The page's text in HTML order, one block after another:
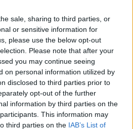
sale, sharing to third parties, or
or sensitive information for
please use the below opt-out
Please note that after your
you may continue seeing
on personal information utilized by
disclosed to third parties prior to
opt-out of the further
information by third parties on the
This information may
third parties on the IAB’s List of
¿Cómo llegar a Benetússer
desde localidades con
gran población o capitales de
provincia?
Comparte
cómo
llegar a Benetússer